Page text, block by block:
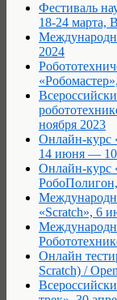
Фестиваль
18-24 марта,
2024
ноября 2023
Онлайн-курс
14 июня —
Онлайн-курс
«Scratch», 6
Онлайн
Scratch) /